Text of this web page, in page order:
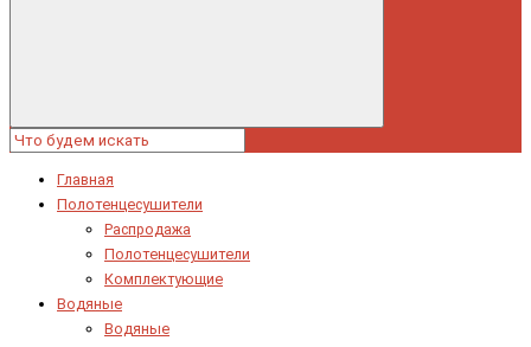
Главная
Полотенцесушители
Распродажа
Полотенцесушители
Комплектующие
Водяные
Водяные